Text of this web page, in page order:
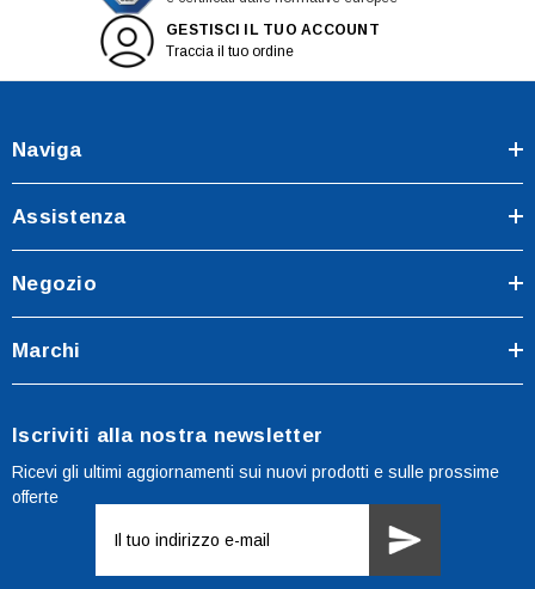
GESTISCI IL TUO ACCOUNT
Traccia il tuo ordine
Naviga
Assistenza
Negozio
Marchi
Iscriviti alla nostra newsletter
Ricevi gli ultimi aggiornamenti sui nuovi prodotti e sulle prossime
offerte
mail